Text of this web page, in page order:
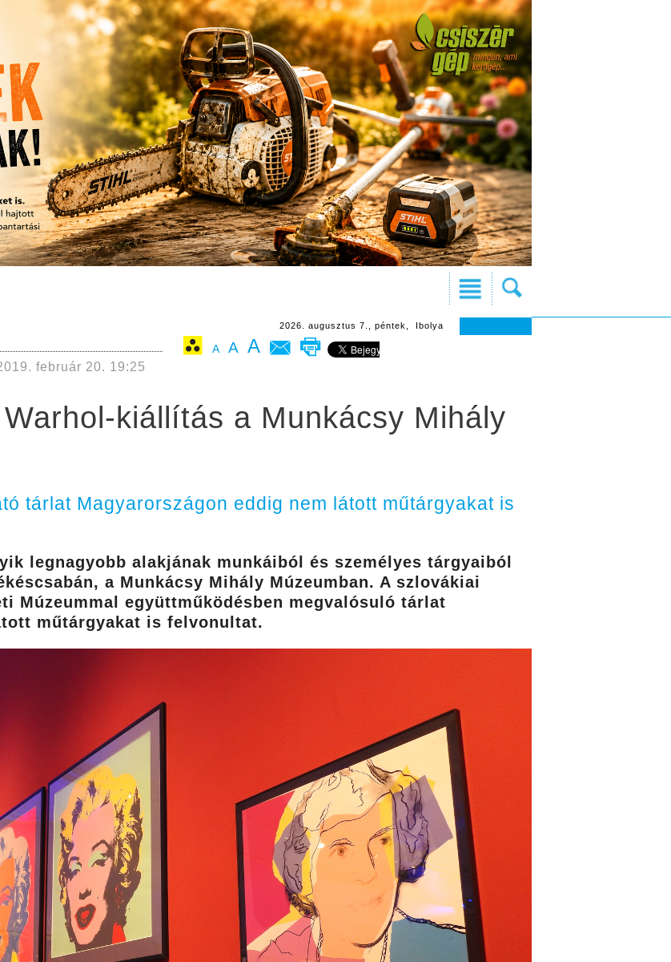
2026. augusztus 7., péntek, Ibolya
A A A
február 20. 19:25
kiállítás a Munkácsy Mihály
tárlat Magyarországon eddig nem látott műtárgyakat is
legnagyobb alakjának munkáiból és személyes tárgyaiból
a Munkácsy Mihály Múzeumban. A szlovákiai
Múzeummal együttműködésben megvalósuló tárlat
műtárgyakat is felvonultat.